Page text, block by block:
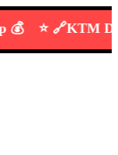
⭐️ 🔗KTM